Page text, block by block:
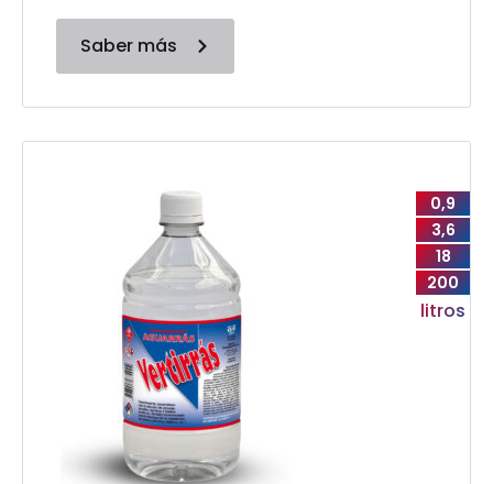
Saber más
0,9
3,6
18
200
litros